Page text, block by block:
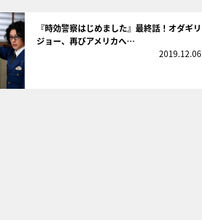
『時効警察はじめました』最終話！オダギリ
ジョー、再びアメリカへ…
2019.12.06